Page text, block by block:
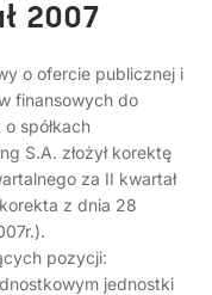
2007
o ofercie publicznej i
finansowych do
spółkach
S.A. złożył korektę
za II kwartał
z dnia 28
pozycji:
jednostki